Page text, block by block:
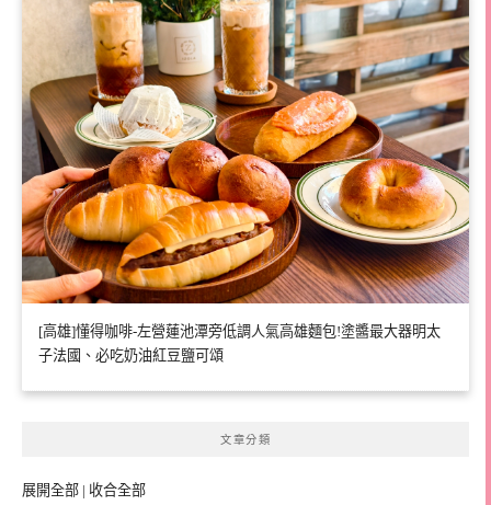
[高雄]懂得咖啡-左營蓮池潭旁低調人氣高雄麵包!塗醬最大器明太
子法國、必吃奶油紅豆鹽可頌
文章分類
展開全部 | 收合全部